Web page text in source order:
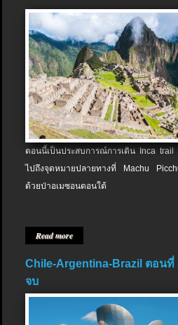
ตอนนี้เป็นประสบการณ์การเดิน Inca trail
ไปถึงจุดหมายปลายทางที่ Machu
ด้วยป่าอเมซอนตอนใต้
Read more
Chile-Argentina-Brazil ตอนที่
จบ